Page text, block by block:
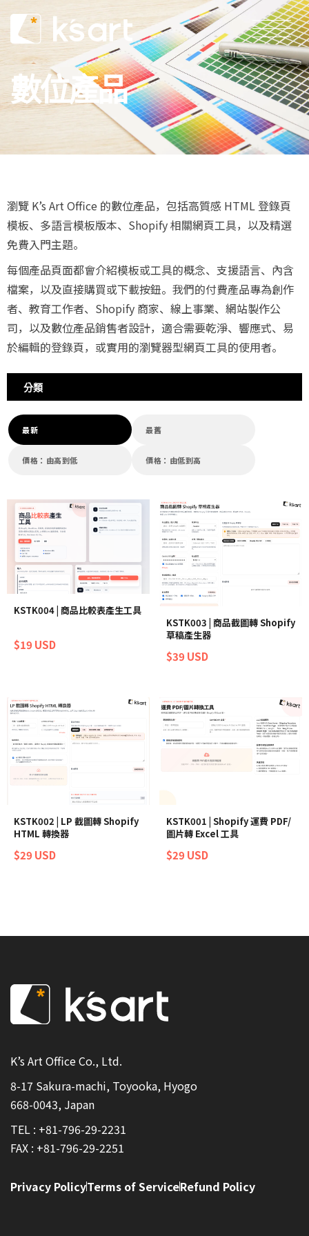
數位產品
瀏覽 K’s Art Office 的數位產品，包括高質感 HTML 登錄頁
模板、多語言模板版本、Shopify 相關網頁工具，以及精選
免費入門主題。
每個產品頁面都會介紹模板或工具的概念、支援語言、內含
檔案，以及直接購買或下載按鈕。我們的付費產品專為創作
者、教育工作者、Shopify 商家、線上事業、網站製作公
司，以及數位產品銷售者設計，適合需要乾淨、響應式、易
於編輯的登錄頁，或實用的瀏覽器型網頁工具的使用者。
分類
最新 最舊
價格：由高到低 價格：由低到高
KSTK004 | 商品比較表產生工具
$19 USD
KSTK003 | 商品截圖轉 Shopify
草稿產生器
$39 USD
KSTK002 | LP 截圖轉 Shopify
HTML 轉換器
$29 USD
KSTK001 | Shopify 運費 PDF/
圖片轉 Excel 工具
$29 USD
K’s Art Office Co., Ltd.
8-17 Sakura-machi, Toyooka, Hyogo
668-0043, Japan
TEL : +81-796-29-2231
FAX : +81-796-29-2251
Privacy PolicyTerms of ServiceRefund Policy